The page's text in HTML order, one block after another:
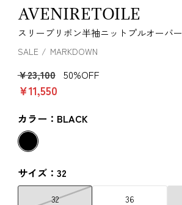
AVENIRETOILE
スリーブリボン半袖ニットプルオーバー
SALE MARKDOWN
￥23,100 50%OFF
￥11,550
カラー：BLACK
サイズ：32
32 36